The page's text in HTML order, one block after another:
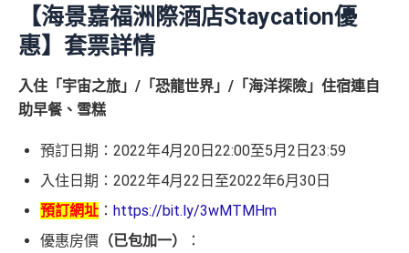
【海景嘉福洲際酒店Staycation優
惠】套票詳情
入住「宇宙之旅」/「恐龍世界」/「海洋探險」住宿連自
助早餐、雪糕
預訂日期：2022年4月20日22:00至5月2日23:59
入住日期：2022年4月22日至2022年6月30日
預訂網址 ： https://bit.ly/3wMTMHm
優惠房價 （已包加一）
：